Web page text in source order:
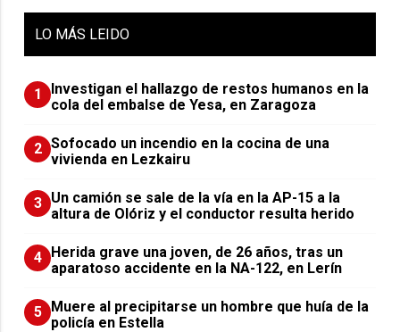
LO MÁS LEIDO
1
Investigan el hallazgo de restos humanos en la
cola del embalse de Yesa, en Zaragoza
2 Sofocado un incendio en la cocina de una
vivienda en Lezkairu
3 Un camión se sale de la vía en la AP-15 a la
altura de Olóriz y el conductor resulta herido
4 Herida grave una joven, de 26 años, tras un
aparatoso accidente en la NA-122, en Lerín
5 Muere al precipitarse un hombre que huía de la
policía en Estella